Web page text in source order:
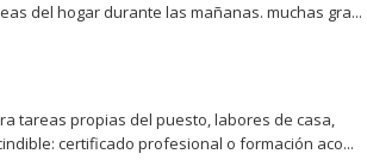
del hogar durante las mañanas. muchas gra...
tareas propias del puesto, labores de casa,
certificado profesional o formación aco...